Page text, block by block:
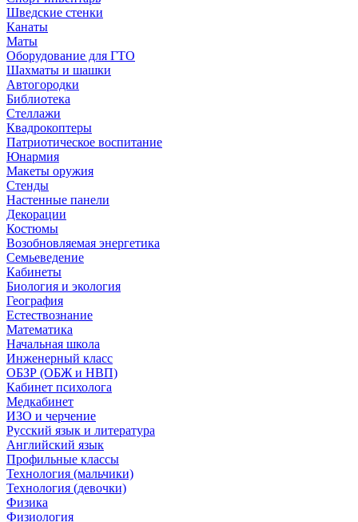
Шведские стенки
Канаты
Маты
Оборудование для ГТО
Шахматы и шашки
Автогородки
Библиотека
Стеллажи
Квадрокоптеры
Патриотическое воспитание
Юнармия
Макеты оружия
Стенды
Настенные панели
Декорации
Костюмы
Возобновляемая энергетика
Семьеведение
Кабинеты
Биология и экология
География
Естествознание
Математика
Начальная школа
Инженерный класс
ОБЗР (ОБЖ и НВП)
Кабинет психолога
Медкабинет
ИЗО и черчение
Русский язык и литература
Английский язык
Профильные классы
Технология (мальчики)
Технология (девочки)
Физика
Физиология